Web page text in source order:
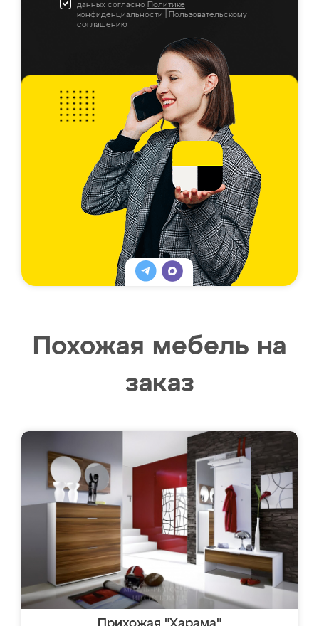
данных согласно Политике
конфиденциальности
Пользовательскому
соглашению
Похожая мебель на
заказ